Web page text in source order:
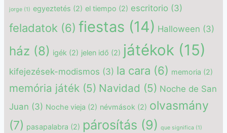
jorge (1) egyeztetés (2) el tiempo (2) escritorio (3)
feladatok (6) fiestas (14) Halloween (3)
ház (8) igék (2) jelen idő (2) játékok (15)
kifejezések-modismos (3) la cara (6) memoria (2)
memória játék (5) Navidad (5) Noche de San
Juan (3) Noche vieja (2) névmások (2) olvasmány
(7) pasapalabra (2) párosítás (9) que significa (1)